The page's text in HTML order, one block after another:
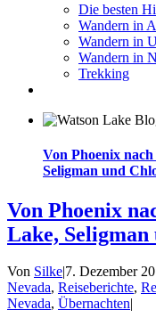
Die besten
Wandern in
Wandern in
Wandern in
Trekking
Von Phoenix
Seligman und
Von Phoenix
Lake,
Von Silke|7. Dezember
Nevada, Reiseberichte,
Nevada, Übernachten|